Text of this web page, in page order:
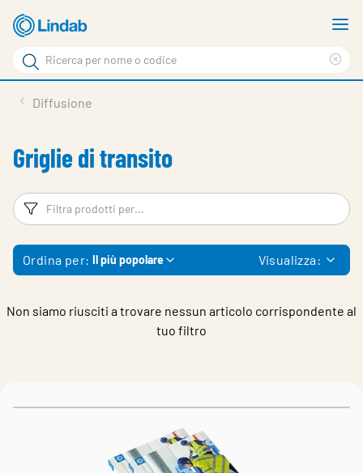
Vai
contenuto
principale
Cerca
Cerca
Soluzioni
Downloads
Strumenti
Contatti
Diffusione
Griglie di transito
Filtri
Ordina per: Il più popolare Visualizza:
Non siamo riusciti a trovare nessun articolo corrispondente al
tuo filtro